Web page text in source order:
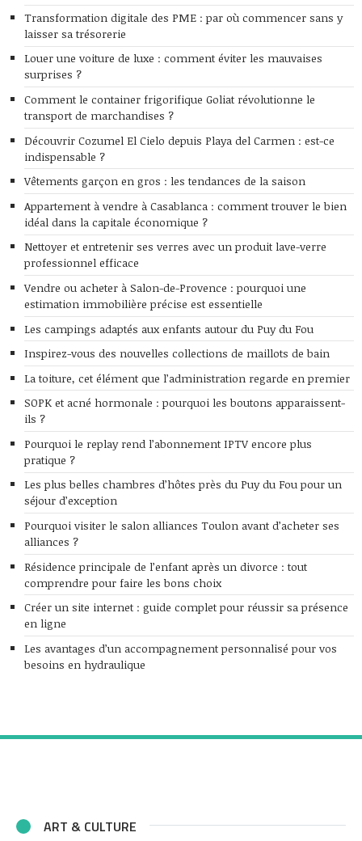
Transformation digitale des PME : par où commencer sans y
laisser sa trésorerie
Louer une voiture de luxe : comment éviter les mauvaises
surprises ?
Comment le container frigorifique Goliat révolutionne le
transport de marchandises ?
Découvrir Cozumel El Cielo depuis Playa del Carmen : est-ce
indispensable ?
Vêtements garçon en gros : les tendances de la saison
Appartement à vendre à Casablanca : comment trouver le bien
idéal dans la capitale économique ?
Nettoyer et entretenir ses verres avec un produit lave-verre
professionnel efficace
Vendre ou acheter à Salon-de-Provence : pourquoi une
estimation immobilière précise est essentielle
Les campings adaptés aux enfants autour du Puy du Fou
Inspirez-vous des nouvelles collections de maillots de bain
La toiture, cet élément que l’administration regarde en premier
SOPK et acné hormonale : pourquoi les boutons apparaissent-
ils ?
Pourquoi le replay rend l’abonnement IPTV encore plus
pratique ?
Les plus belles chambres d’hôtes près du Puy du Fou pour un
séjour d’exception
Pourquoi visiter le salon alliances Toulon avant d’acheter ses
alliances ?
Résidence principale de l’enfant après un divorce : tout
comprendre pour faire les bons choix
Créer un site internet : guide complet pour réussir sa présence
en ligne
Les avantages d’un accompagnement personnalisé pour vos
besoins en hydraulique
ART & CULTURE